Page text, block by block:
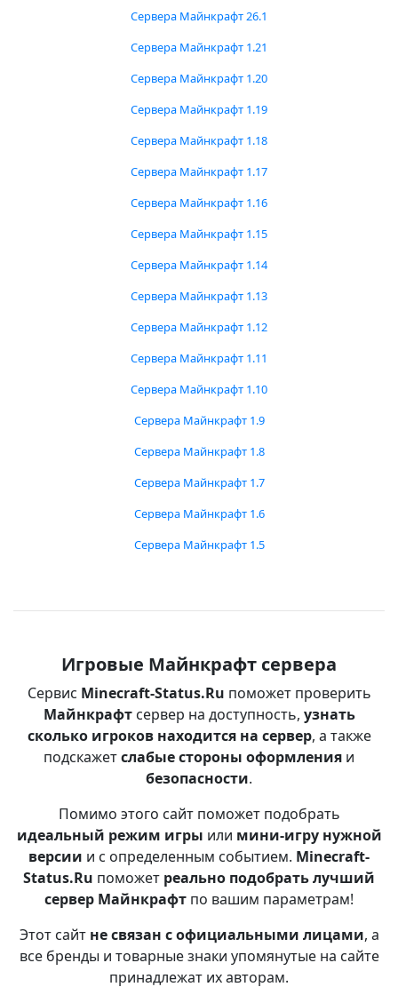
Сервера Майнкрафт 26.1
Сервера Майнкрафт 1.21
Сервера Майнкрафт 1.20
Сервера Майнкрафт 1.19
Сервера Майнкрафт 1.18
Сервера Майнкрафт 1.17
Сервера Майнкрафт 1.16
Сервера Майнкрафт 1.15
Сервера Майнкрафт 1.14
Сервера Майнкрафт 1.13
Сервера Майнкрафт 1.12
Сервера Майнкрафт 1.11
Сервера Майнкрафт 1.10
Сервера Майнкрафт 1.9
Сервера Майнкрафт 1.8
Сервера Майнкрафт 1.7
Сервера Майнкрафт 1.6
Сервера Майнкрафт 1.5
Игровые Майнкрафт сервера
Сервис Minecraft-Status.Ru поможет проверить
Майнкрафтсервер на доступность, узнать
сколько игроков находится на сервер, а также
подскажетслабые стороны оформления и
безопасности.
Помимо этого сайт поможет подобрать
идеальный режим игры или мини-игру нужной
версии и с определенным событием. Minecraft-
Status.Ru поможет реально подобрать лучший
сервер Майнкрафт по вашим параметрам!
Этот сайт не связан с официальными лицами, а
все бренды и товарные знаки упомянутые на сайте
принадлежат их авторам.